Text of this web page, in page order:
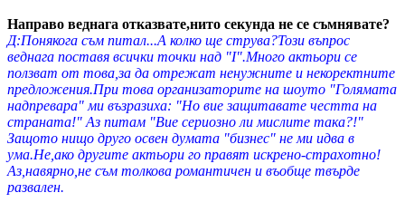
Направо веднага отказвате,нито секунда не се съмнявате?
Д:Понякога съм питал...А колко ще струва?Този въпрос
веднага поставя всички точки над "I".Много актьори се
ползват от това,за да отрежат ненужните и некоректните
предложения.При това организаторите на шоуто "Голямата
надпревара" ми възразиха: "Но вие защитавате честта на
страната!" Аз питам "Вие сериозно ли мислите така?!"
Защото нищо друго освен думата "бизнес" не ми идва в
ума.Не,ако другите актьори го правят искрено-страхотно!
Аз,навярно,не съм толкова романтичен и въобще твърде
развален.